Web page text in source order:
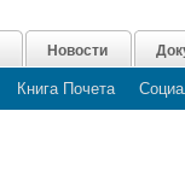
Книга Почета
Новости